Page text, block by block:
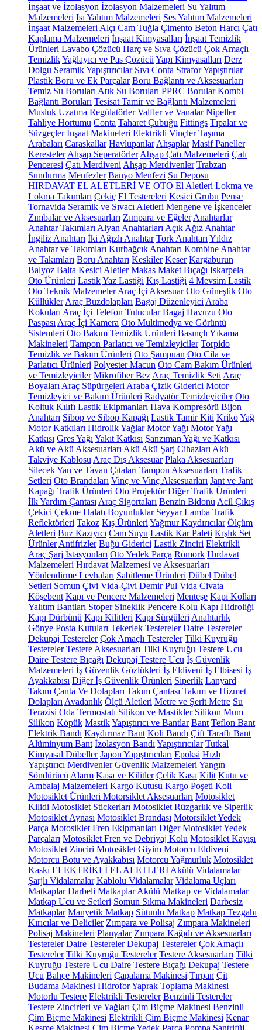
İnşaat ve İzolasyon İzolasyon Malzemeleri Su Yalıtım
Malzemeleri Isı Yalıtım Malzemeleri Ses Yalıtım Malzemeleri
İnşaat Malzemeleri Alçı Cam Tuğla Çimento Beton Harcı Çatı
Kaplama Malzemeleri İnşaat Kimyasalları İnşaat Temizlik
Ürünleri Lavabo Çözücü Harç ve Sıva Çözücü Çok Amaçlı
TemizlikYağlayıcı ve Pas Çözücü Yapı Kimyasalları Derz
Dolgu Seramik Yapıştırıcılar Sıvı Conta Strafor Yapıştırılar
Plastik Boru ve Ek Parçalar Boru Bağlantı ve Aksesuarları
Temiz Su Boruları Atık Su Boruları PPRC Borular Kombi
Bağlantı Boruları Tesisat Tamir ve Bağlantı Malzemeleri
Musluk Uzatma Regülatörler Valfler ve Vanalar Nipeller
Tahliye Hortumu Conta Taharet Çubuğu Fittings Tıpalar ve
Süzgeçler İnşaat Makineleri Elektrikli Vinçler Taşıma
Arabaları Caraskallar Havlupanlar Ahşaplar Masif Paneller
Keresteler Ahşap Seperatörler Ahşap Çatı Malzemeleri Çatı
Penceresi Çatı Merdiveni Ahşap Merdivenler Trabzan
Sundurma Menfezler Banyo Menfezi Su Deposu
HIRDAVAT EL ALETLERİ VE OTO El Aletleri Lokma ve
Lokma Takımları Çekiç El Testereleri Kesici Grubu Pense
Tornavida Seramik ve Sıvacı Aletleri Mengene ve İşkenceler
Zımbalar ve Aksesuarları Zımpara ve Eğeler Anahtarlar
Anahtar Takımları Alyan Anahtarları Açık Ağız Anahtar
İngiliz Anahtarı İki Ağızlı Anahtar Tork Anahtarı Yıldız
Anahtar ve Takımları Kurbağcık Anahtarı Kombine Anahtar
ve Takımları Boru Anahtarı Keskiler Keser Kargaburun
Balyoz Balta Kesici Aletler Makas Maket Bıçağı Iskarpela
Oto Ürünleri LastikYaz Lastiği Kış Lastiği 4 Mevsim Lastik
Oto Teknik Malzemeler Araç İçi Aksesuar Oto Güneşlik Oto
Küllükler Araç Buzdolapları Bagaj Düzenleyici Araba
Kokuları Araç İçi Telefon Tutucular Bagaj Havuzu Oto
Paspası Araç İçi Kamera Oto Multimedya ve Görüntü
Sistemleri Oto Bakım Temizlik Ürünleri Basınçlı Yıkama
Makineleri Tampon Parlatıcı ve Temizleyiciler Torpido
Temizlik ve Bakım Ürünleri Oto Şampuan Oto Cila ve
Parlatıcı Ürünleri Polyester Macun Oto Cam Bakım Ürünleri
ve Temizleyiciler Mikrofiber Bez Araç Temizlik Seti Araç
Boyaları Araç Süpürgeleri Araba Çizik Giderici Motor
Temizleyici ve Bakım Ürünleri Radyatör Temizleyiciler Oto
Koltuk Kılıfı Lastik Ekipmanları Hava Kompresörü Bijon
Anahtarı Sibop ve Sibop Kapağı Lastik Tamir Kiti KrikoYağ
Motor Katkıları Hidrolik Yağlar Motor Yağı Motor Yağı
Katkısı Gres Yağı Yakıt Katkısı Şanzıman Yağı ve Katkısı
Akü ve Akü Aksesuarları Akü Akü Şarj Cihazları Akü
Takviye Kablosu Araç Dış Aksesuar Plaka Aksesuarları
SilecekYan ve Tavan Çıtaları Tampon Aksesuarları Trafik
Setleri Oto Brandaları Vinç ve Vinç Aksesuarları Jant ve Jant
Kapağı Trafik Ürünleri Oto Projektör Diğer Trafik Ürünleri
İlk Yardım Çantası Araç Sigortaları Benzin Bidonu Acil Çıkış
Çekici Çekme Halatı Boyunluklar Seyyar Lamba Trafik
Reflektörleri Takoz Kış Ürünleri Yağmur Kaydırıcılar Ölçüm
Aletleri Buz Kazıyıcı Cam Suyu Lastik Kar Paleti Kışlık Set
Ürünler Antifrizler Buğu Giderici Lastik Zinciri Elektrikli
Araç Şarj İstasyonları Oto Yedek Parça Römork Hırdavat
Malzemeleri Hırdavat Malzemesi ve Aksesuarları
Yönlendirme Levhaları Sabitleme Ürünleri Dübel Dübel
Setleri Somun Çivi Vida-Çivi Demir Pul Vida Civata
Köşebent Kapı ve Pencere Malzemeleri Menteşe Kapı Kolları
Yalıtım Bantları Stoper Sineklik Pencere Kolu Kapı Hidroliği
Kapı Dürbünü Kapı Kilitleri Kapı Sürgüleri Anahtarlık
Gönye Posta Kutuları Tekerlek Testereler Daire Testereler
Dekupaj Testereler Çok Amaçlı Testereler Tilki Kuyruğu
Testereler Testere Aksesuarları Tilki Kuyruğu Testere Ucu
Daire Testere Bıçağı Dekupaj Testere Ucu İş Güvenlik
Malzemeleri İş Güvenlik Gözlükleri İş Eldiveni İş Elbisesi İş
Ayakkabısı Diğer İş Güvenlik Ürünleri Siperlik Lanyard
Takım Çanta Ve Dolapları Takım Çantası Takım ve Hizmet
Dolapları Avadanlık Ölçü Aletleri Metre ve Şerit Metre Su
Terazisi Oda Termostatı Silikon ve Mastikler Silikon Mum
Silikon Köpük MastikYapıştırıcı ve Bantlar Bant Teflon Bant
Elektrik Bandı Kaydırmaz Bant Koli Bandı Çift Taraflı Bant
Alüminyum Bant İzolasyon Bandı Yapıştırıcılar Tutkal
Kimyasal Dübeller Japon Yapıştırıcıları Epoksi Hızlı
Yapıştırıcı Merdivenler Güvenlik Malzemeleri Yangın
Söndürücü Alarm Kasa ve Kilitler Çelik Kasa Kilit Kutu ve
Ambalaj Malzemeleri Kargo Kutusu Kargo Poşeti Koli
Motosiklet Ürünleri Motorsiklet Aksesuarları Motosiklet
Kilidi Motosiklet Stickerları Motosiklet Rüzgarlık ve Siperlik
Motosiklet Aynası Motosiklet Brandası Motorsiklet Yedek
Parça Motosiklet Fren Ekipmanları Diğer Motosiklet Yedek
Parçaları Motosiklet Fren ve Debriyaj Kolu Motosiklet Kayışı
Motosiklet Zinciri Motosiklet Giyim Motorcu Eldiveni
Motorcu Botu ve Ayakkabısı Motorcu Yağmurluk Motosiklet
Kaskı ELEKTRİKLİ EL ALETLERİ Akülü Vidalamalar
Şarjlı Vidalamalar Kablolu Vidalamalar Vidalama Uçları
Matkaplar Darbeli Matkaplar Akülü Matkap ve Vidalamalar
Matkap Ucu ve Setleri Somun Sıkma Makineleri Darbesiz
Matkaplar Manyetik Matkap Sütunlu Matkap Matkap Tezgahı
Kırıcılar ve Deliciler Zımpara ve Polisaj Zımpara Makineleri
Polisaj Makineleri Planyalar Zımpara Kağıdı ve Aksesuarları
Testereler Daire Testereler Dekupaj Testereler Çok Amaçlı
Testereler Tilki Kuyruğu Testereler Testere Aksesuarları Tilki
Kuyruğu Testere Ucu Daire Testere Bıçağı Dekupaj Testere
Ucu Bahçe Makineleri Çapalama Makinesi Tırpan Çit
Budama Makinesi HidroforYaprak Toplama Makinesi
Motorlu Testere Elektrikli Testereler Benzinli Testereler
Testere Zincirleri ve Yağları Çim Biçme Makinesi Benzinli
Çim Biçme Makinesi Elektrikli Çim Biçme Makinesi Kenar
Kesme Makinesi Çim Biçme Yedek Parça Pompa Santrifüj